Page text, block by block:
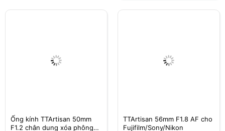
Ống kính TTArtisan 50mm
F1.2 chân dung xóa phông
TTArtisan 56mm F1.8 AF cho
Fujifilm/Sony/Nikon